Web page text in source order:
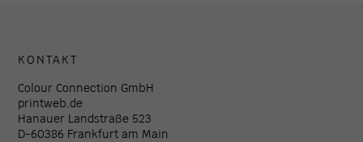
KONTAKT
Colour Connection GmbH
printweb.de
Hanauer Landstraße 523
D-60386 Frankfurt am Main